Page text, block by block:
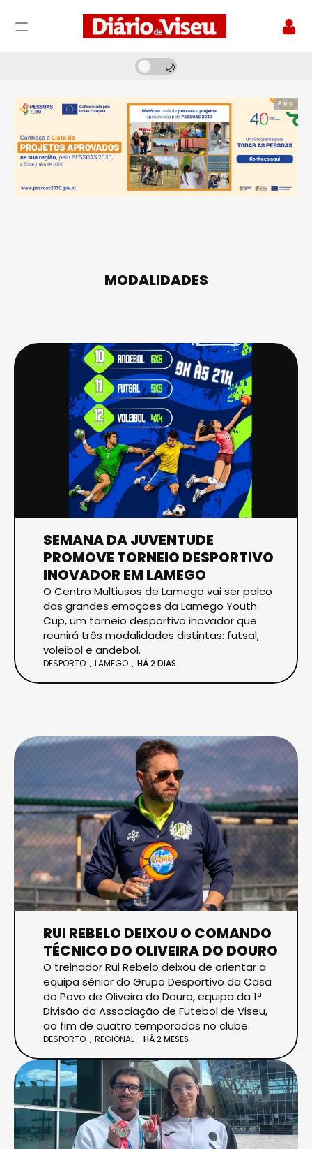
Pub
MODALIDADES
SEMANA DA JUVENTUDE
PROMOVE TORNEIO DESPORTIVO
INOVADOR EM LAMEGO
O Centro Multiusos de Lamego vai ser palco
das grandes emoções da Lamego Youth
Cup, um torneio desportivo inovador que
reunirá três modalidades distintas: futsal,
voleibol e andebol.
DESPORTO LAMEGO HÁ 2 DIAS
RUI REBELO DEIXOU O COMANDO
TÉCNICO DO OLIVEIRA DO DOURO
O treinador Rui Rebelo deixou de orientar a
equipa sénior do Grupo Desportivo da Casa
do Povo de Oliveira do Douro, equipa da 1ª
Divisão da Associação de Futebol de Viseu,
ao fim de quatro temporadas no clube.
DESPORTO REGIONAL HÁ 2 MESES